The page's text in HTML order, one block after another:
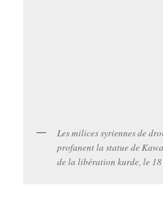
Les milices syriennes de
profanent la statue de
de la libération kurde, le